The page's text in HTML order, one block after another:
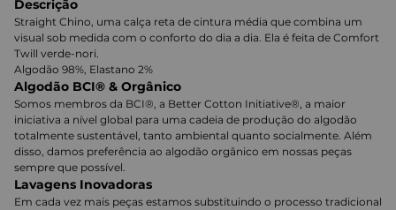
Descrição
Straight Chino, uma calça reta de cintura média que combina um
visual sob medida com o conforto do dia a dia. Ela é feita de Comfort
Twill verde-nori.
Algodão 98%, Elastano 2%
Algodão BCI® & Orgânico
Somos membros da BCI®, a Better Cotton Initiative®, a maior
iniciativa a nível global para uma cadeia de produção do algodão
totalmente sustentável, tanto ambiental quanto socialmente. Além
disso, damos preferência ao algodão orgânico em nossas peças
sempre que possível.
Lavagens Inovadoras
Em cada vez mais peças estamos substituindo o processo tradicional